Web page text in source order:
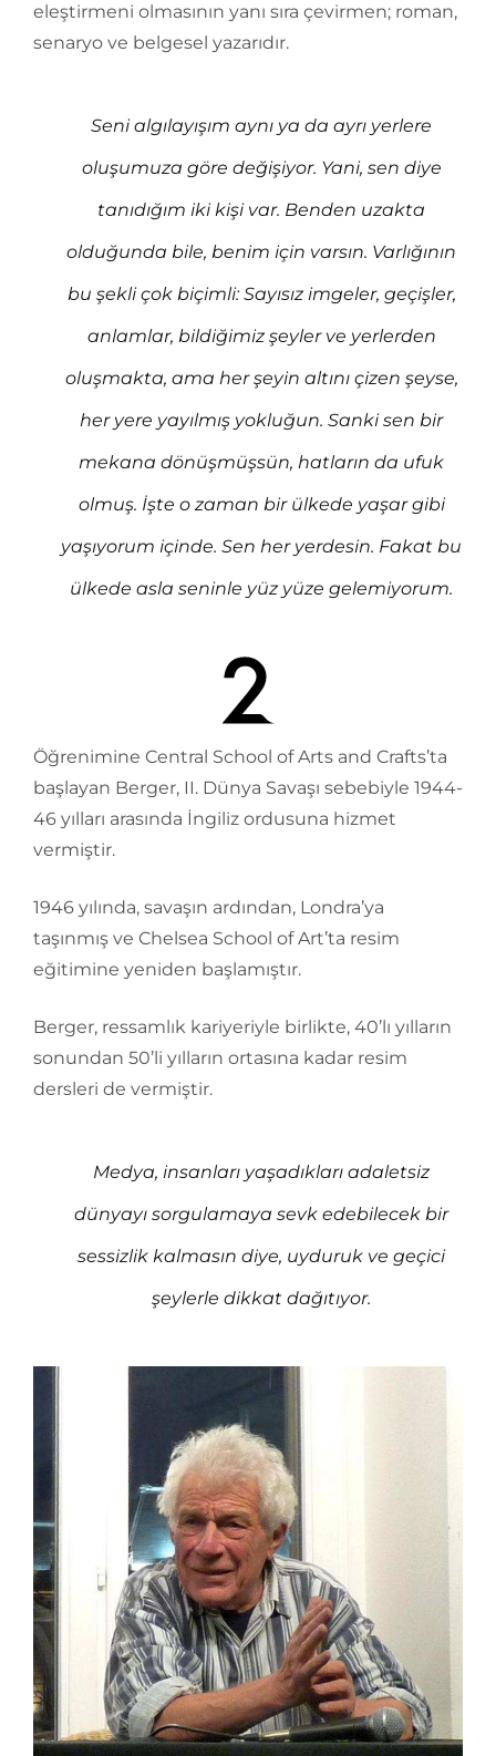
eleştirmeni olmasının yanı sıra çevirmen; roman,
senaryo ve belgesel yazarıdır.
Seni algılayışım aynı ya da ayrı yerlere
oluşumuza göre değişiyor. Yani, sen diye
tanıdığım iki kişi var. Benden uzakta
olduğunda bile, benim için varsın. Varlığının
bu şekli çok biçimli: Sayısız imgeler, geçişler,
anlamlar, bildiğimiz şeyler ve yerlerden
oluşmakta, ama her şeyin altını çizen şeyse,
her yere yayılmış yokluğun. Sanki sen bir
mekana dönüşmüşsün, hatların da ufuk
olmuş. İşte o zaman bir ülkede yaşar gibi
yaşıyorum içinde. Sen her yerdesin. Fakat bu
ülkede asla seninle yüz yüze gelemiyorum.
Öğrenimine Central School of Arts and Crafts’ta
başlayan Berger, II. Dünya Savaşı sebebiyle 1944-
46 yılları arasında İngiliz ordusuna hizmet
vermiştir.
1946 yılında, savaşın ardından, Londra’ya
taşınmış ve Chelsea School of Art’ta resim
eğitimine yeniden başlamıştır.
Berger, ressamlık kariyeriyle birlikte, 40’lı yılların
sonundan 50’li yılların ortasına kadar resim
dersleri de vermiştir.
Medya, insanları yaşadıkları adaletsiz
dünyayı sorgulamaya sevk edebilecek bir
sessizlik kalmasın diye, uyduruk ve geçici
şeylerle dikkat dağıtıyor.